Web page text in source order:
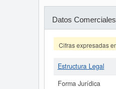
Datos Comerciales
Cifras expresadas
Estructura Legal
Forma Jurídica